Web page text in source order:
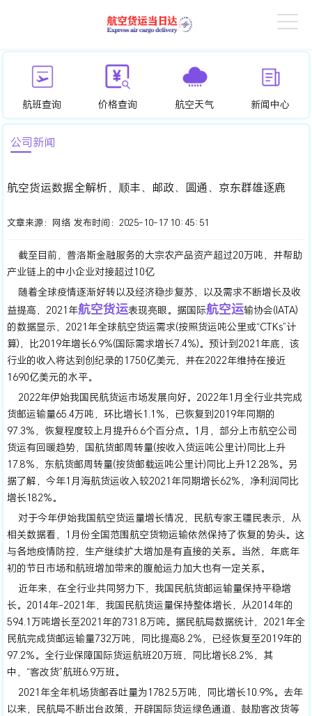
航班查询 价格查询 航空天气 新闻中心
公司新闻
航空货运数据全解析，顺丰、邮政、圆通、京东群雄逐鹿
文章来源： 网络 发布时间： 2025-10-17 10:45:51
截至目前，普洛斯金融服务的大宗农产品资产超过20万吨，并帮助
产业链上的中小企业对接超过10亿
​​随着全球疫情逐渐好转以及经济稳步复苏，以及需求不断增长及收
益提高，2021年航空货运表现亮眼。据国际航空运输协会(IATA)
的数据显示，2021年全球航空货运需求(按照货运吨公里或“CTKs”计
算)，比2019年增长6.9%(国际需求增长7.4%)。预计到2021年底，该
行业的收入将达到创纪录的1750亿美元，并在2022年维持在接近
1690亿美元的水平。
2022年伊始我国民航货运市场发展向好。2022年1月全行业共完成
货邮运输量65.4万吨，环比增长1.1%，已恢复到2019年同期的
97.3%，恢复程度较上月提升6.6个百分点。1月，部分上市航空公司
货运有回暖趋势，国航货邮周转量(按收入货运吨公里计)同比上升
17.8%，东航货邮周转量(按货邮载运吨公里计)同比上升12.28%。另
据了解，今年1月海航货运收入较2021年同期增长62%，净利润同比
增长182%。
对于今年伊始我国航空货运量增长情况，民航专家王疆民表示，从
相关数据看，1月份全国范围航空货物运输依然保持了恢复的势头。这
与各地疫情防控，生产继续扩大增加是有直接的关系。当然，年底年
初的节日市场和航班增加带来的腹舱运力加大也有一定关系。
近年来，在全行业共同努力下，我国民航货邮运输量保持平稳增
长。2014年-2021年，我国民航货运量保持整体增长，从2014年的
594.1万吨增长至2021年的731.8万吨。据民航局数据统计，2021年全
民航完成货邮运输量732万吨，同比提高8.2%，已经恢复至2019年的
97.2%。全行业保障国际货运航班20万班，同比增长8.2%，其
中，“客改货”航班6.9万班。
2021年全年机场货邮吞吐量为1782.5万吨，同比增长10.9%。去年
以来，民航局不断出台政策，开辟国际货运绿色通道、鼓励客改货等